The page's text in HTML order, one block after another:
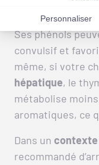
En casd’épilepsie
Ses phénols
convulsif et
même, si votre
hépatique, le
métabolise
aromatiques, ce
Dans un
recommandé